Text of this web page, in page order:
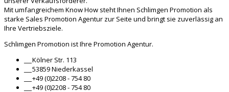
Mit umfangreichem Know How steht Ihnen Schlimgen Promotion als
starke Sales Promotion Agentur zur Seite und bringt sie zuverlässig an
Ihre Vertriebsziele.
Schlimgen Promotion ist Ihre Promotion Agentur.
Kölner Str. 113
53859 Niederkassel
+49 (0)2208 - 754 80
+49 (0)2208 - 754 80